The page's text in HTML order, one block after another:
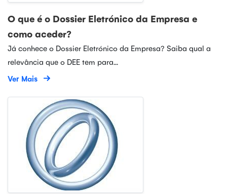
O que é o Dossier Eletrónico da Empresa e
como aceder?
Já conhece o Dossier Eletrónico da Empresa? Saiba qual a
relevância que o DEE tem para...
Ver Mais